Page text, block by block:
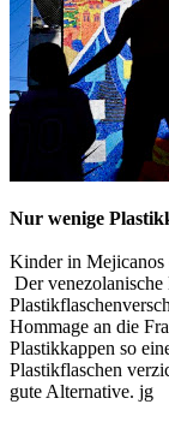
Nur wenige
Kinder in Mejicanos
Der
Hommage an die
Plastikkappen so
Plastikflaschen
gute Alternative. jg